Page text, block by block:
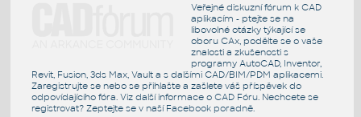
Veřejné diskuzní fórum k CAD
aplikacím - ptejte se na
libovolné otázky týkající se
oboru CAx, podělte se o vaše
znalosti a zkušenosti s
programy AutoCAD, Inventor,
Revit, Fusion, 3ds Max, Vault a s dalšími CAD/BIM/PDM aplikacemi.
Zaregistrujte se nebo se přihlašte a zašlete váš příspěvek do
odpovídajícího fóra. Viz další informace o CAD Fóru. Nechcete se
registrovat? Zeptejte se v naší Facebook poradně.